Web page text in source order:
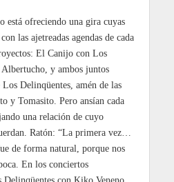
está ofreciendo una gira cuyas
las ajetreadas agendas de cada
El Canijo con Los
y ambos juntos
Delinqüentes, amén de las
y Tomasito. Pero ansían cada
una relación de cuyo
Ratón: “La primera vez…
de forma natural, porque nos
En los conciertos